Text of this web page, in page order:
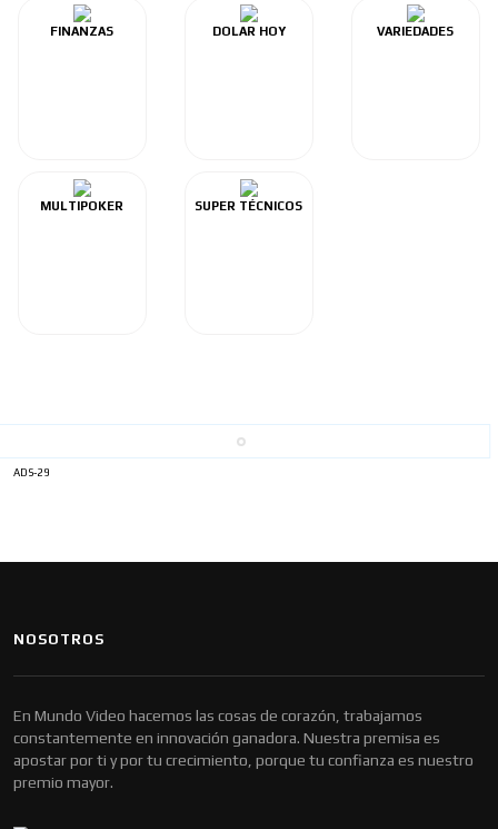
FINANZAS DOLAR HOY VARIEDADES
MULTIPOKER SUPER TÉCNICOS
ADS-29
NOSOTROS
En Mundo Video hacemos las cosas de corazón, trabajamos
constantemente en innovación ganadora. Nuestra premisa es
apostar por ti y por tu crecimiento, porque tu confianza es nuestro
premio mayor.